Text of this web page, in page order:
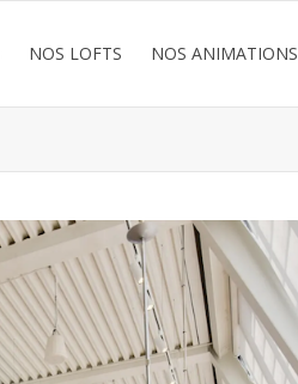
NOS LOFTS NOS ANIMATIONS